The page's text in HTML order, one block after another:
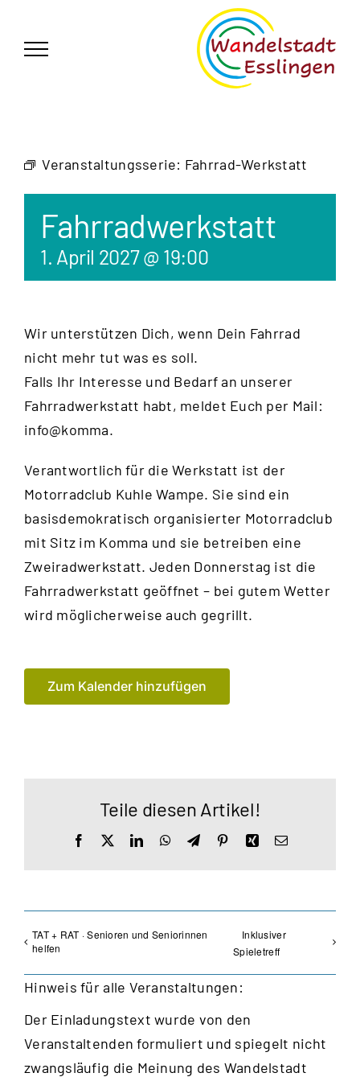
springen
Veranstaltungsserie: Fahrrad-Werkstatt
Fahrradwerkstatt
1. April 2027 @ 19:00
Wir unterstützen Dich, wenn Dein Fahrrad
nicht mehr tut was es soll.
Falls Ihr Interesse und Bedarf an unserer
Fahrradwerkstatt habt, meldet Euch per Mail:
info@komma.
Verantwortlich für die Werkstatt ist der
Motorradclub Kuhle Wampe. Sie sind ein
basisdemokratisch organisierter Motorradclub
mit Sitz im Komma und sie betreiben eine
Zweiradwerkstatt. Jeden Donnerstag ist die
Fahrradwerkstatt geöffnet – bei gutem Wetter
wird möglicherweise auch gegrillt.
Zum Kalender hinzufügen
Teile diesen Artikel!
Facebook LinkedInWhatsApp
TelegramPinterestXingE-
TAT + RAT · Senioren und Seniorinnen
helfen
Inklusiver
Spieletreff
Hinweis für alle Veranstaltungen:
Der Einladungstext wurde von den
Veranstaltenden formuliert und spiegelt nicht
zwangsläufig die Meinung des Wandelstadt